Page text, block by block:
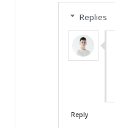
Replies
Reply